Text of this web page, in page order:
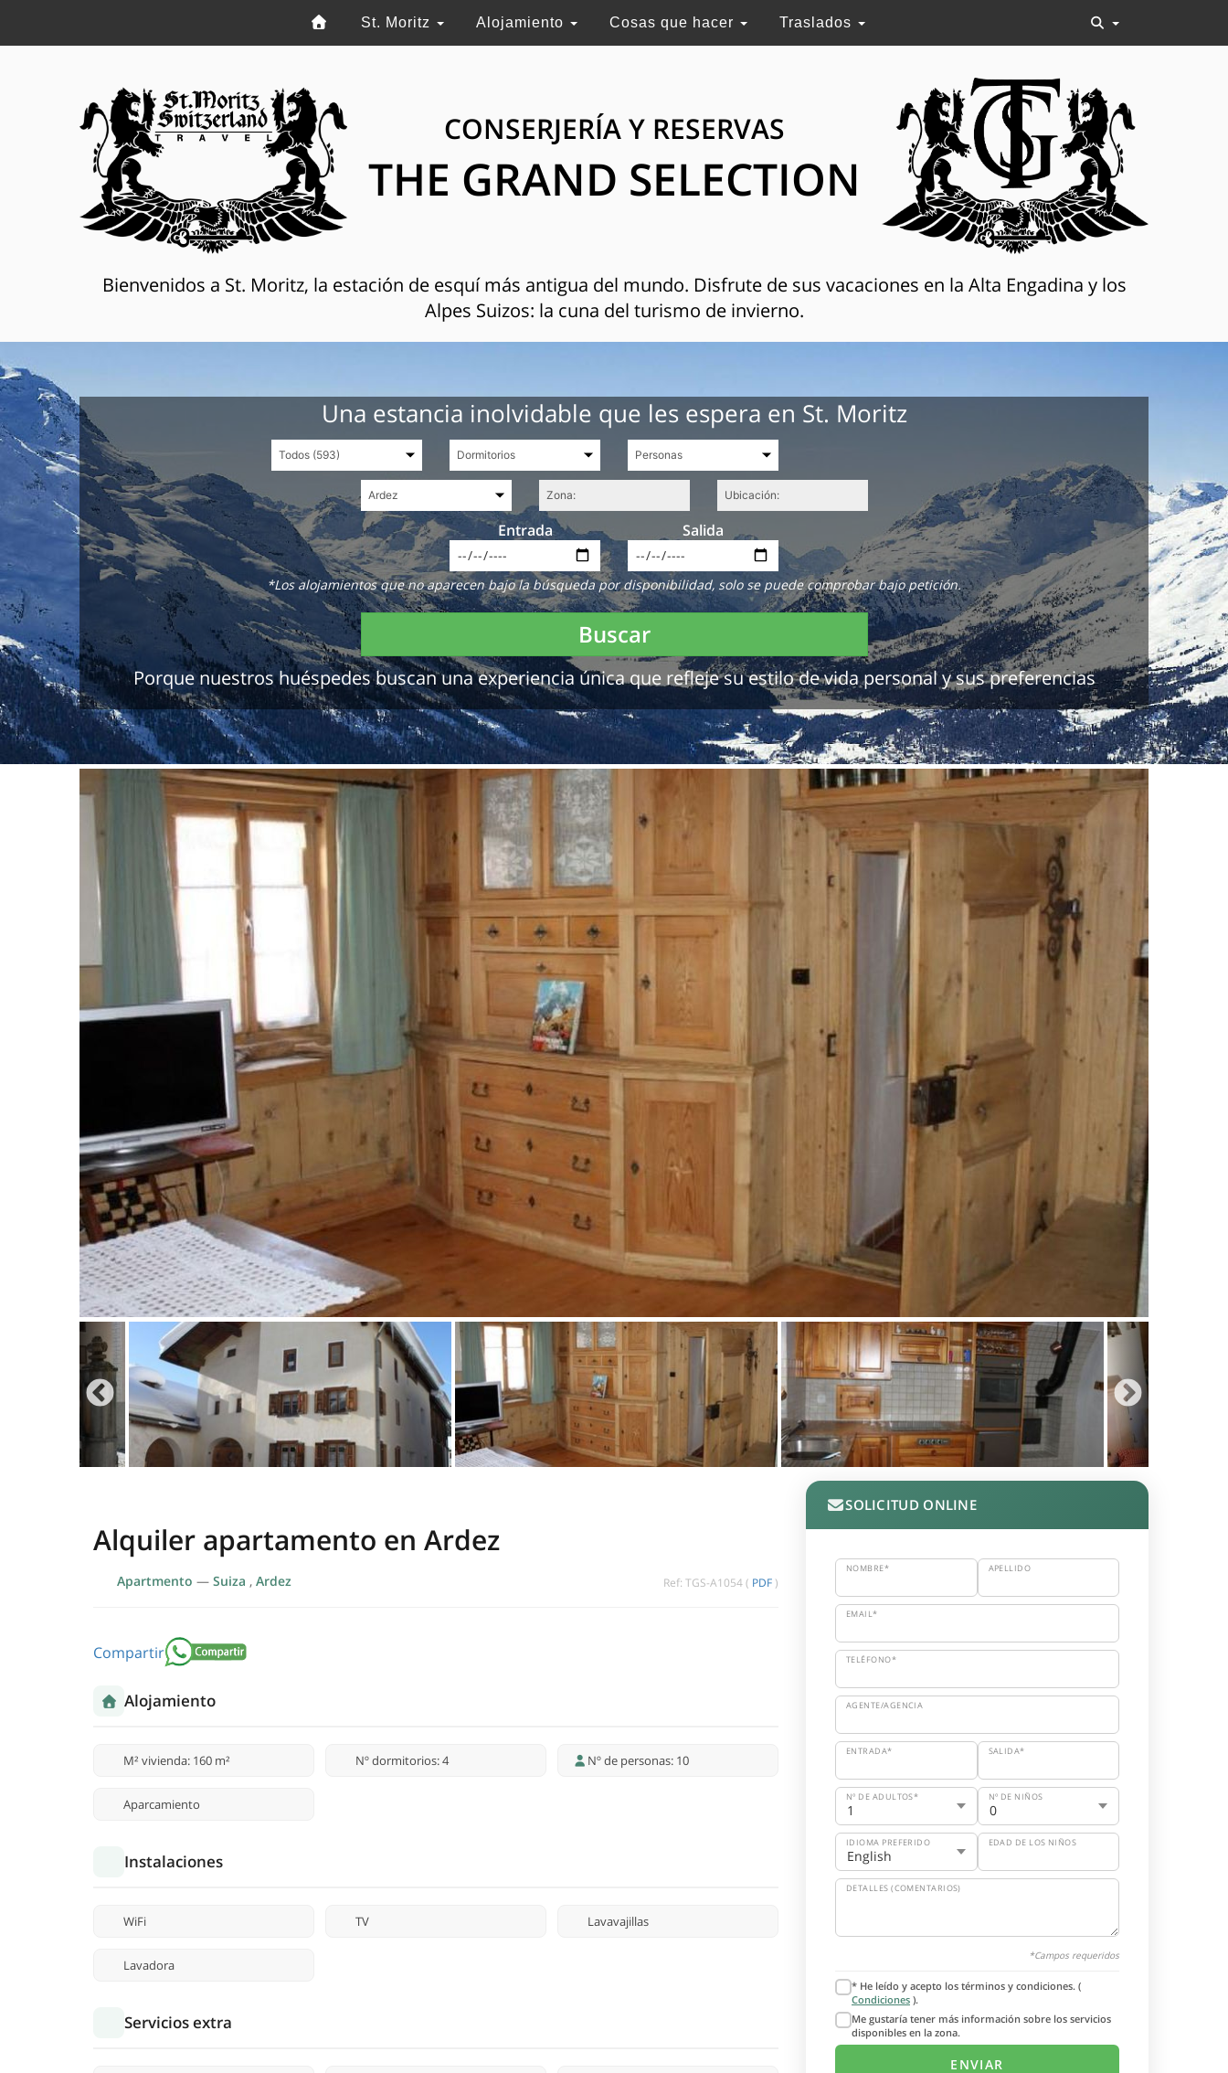
St. Moritz Alojamiento Cosas que hacer Traslados
CONSERJERÍA Y RESERVAS
THE GRAND SELECTION
Bienvenidos a St. Moritz, la estación de esquí más antigua del mundo. Disfrute de sus vacaciones en la Alta Engadina y los
Alpes Suizos: la cuna del turismo de invierno.
Una estancia inolvidable que les espera en St. Moritz
Entrada Salida
*Los alojamientos que no aparecen bajo la búsqueda por disponibilidad, solo se puede comprobar bajo petición.
Buscar
Porque nuestros huéspedes buscan una experiencia única que refleje su estilo de vida personal y sus preferencias
Alquiler apartamento en Ardez
Apartmento — Suiza , Ardez Ref: TGS-A1054 ( PDF )
Compartir
Alojamiento
M² vivienda: 160 m² Nº dormitorios: 4 Nº de personas: 10
Aparcamiento
Instalaciones
WiFi TV Lavavajillas
Lavadora
Servicios extra
SOLICITUD ONLINE
NOMBRE* APELLIDO
EMAIL*
TELÉFONO*
AGENTE/AGENCIA
ENTRADA* SALIDA*
Nº DE ADULTOS* Nº DE NIÑOS
IDIOMA PREFERIDO EDAD DE LOS NIÑOS
DETALLES (COMENTARIOS)
*Campos requeridos
* He leído y acepto los términos y condiciones. (
Condiciones ).
Me gustaría tener más información sobre los servicios
disponibles en la zona.